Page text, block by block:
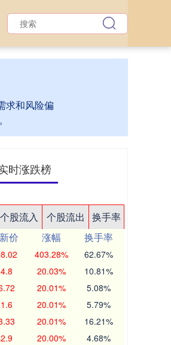
求和风险偏
时涨跌榜
个股流入 个股流出
换手率
价 涨幅
换手率
403.28% 62.67%
20.03% 10.81%
20.01% 5.08%
20.01% 5.79%
20.01% 16.21%
20.00% 4.68%